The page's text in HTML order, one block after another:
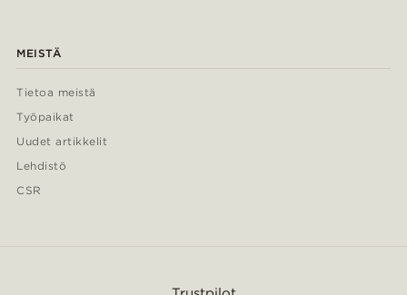
MEISTÄ
Tietoa meistä
Työpaikat
Uudet artikkelit
Lehdistö
CSR